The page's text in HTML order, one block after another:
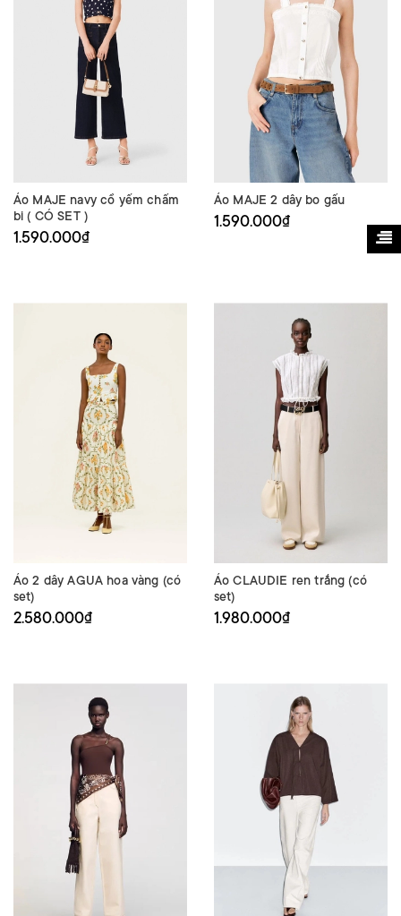
Áo MAJE navy cổ yếm chấm
bi ( CÓ SET )
1.590.000₫
Áo MAJE 2 dây bo gấu
1.590.000₫
Áo 2 dây AGUA hoa vàng (có
set)
2.580.000₫
Áo CLAUDIE ren trắng (có
set)
1.980.000₫